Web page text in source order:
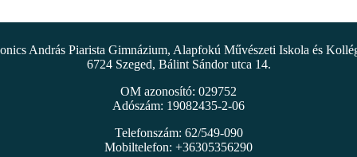
András Piarista Gimnázium, Alapfokú Művészeti Iskola és
6724 Szeged, Bálint Sándor utca 14.
OM azonosító: 029752
Adószám: 19082435-2-06
Telefonszám: 62/549-090
Mobiltelefon: +36305356290